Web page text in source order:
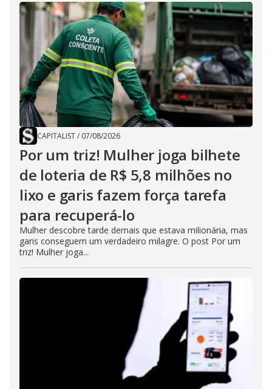
CAPITALIST/ 07/08/2026
Por um triz! Mulher joga bilhete
de loteria de R$ 5,8 milhões no
lixo e garis fazem força tarefa
para recuperá-lo
Mulher descobre tarde demais que estava milionária, mas
garis conseguem um verdadeiro milagre. O post Por um
triz! Mulher joga...